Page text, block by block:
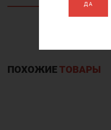
ПОХОЖИЕТОВАРЫ
ДА